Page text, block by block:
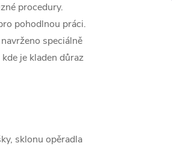
procedury.
pohodlnou práci.
speciálně
kde je kladen důraz
sklonu opěradla